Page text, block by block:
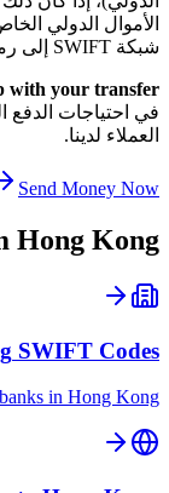
الأموال الدولي
شبكة SWIFT إلى رمز البلد الصحيح والفرع المحدد.
with your transfer?
في احتياجات الدفع
العملاء لدينا.
Send Money Now
Hong Kong
SWIFT Codes
in Hong Kong